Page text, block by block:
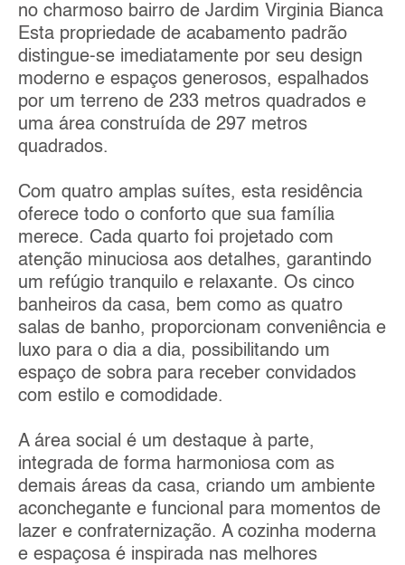
no charmoso bairro de Jardim Virginia Bianca
Esta propriedade de acabamento padrão
distingue-se imediatamente por seu design
moderno e espaços generosos, espalhados
por um terreno de 233 metros quadrados e
uma área construída de 297 metros
quadrados.
Com quatro amplas suítes, esta residência
oferece todo o conforto que sua família
merece. Cada quarto foi projetado com
atenção minuciosa aos detalhes, garantindo
um refúgio tranquilo e relaxante. Os cinco
banheiros da casa, bem como as quatro
salas de banho, proporcionam conveniência e
luxo para o dia a dia, possibilitando um
espaço de sobra para receber convidados
com estilo e comodidade.
A área social é um destaque à parte,
integrada de forma harmoniosa com as
demais áreas da casa, criando um ambiente
aconchegante e funcional para momentos de
lazer e confraternização. A cozinha moderna
e espaçosa é inspirada nas melhores